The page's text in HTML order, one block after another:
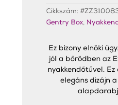
Cikkszám:
Gentry Box,
Ez bizony elnöki
jól a bőrödben az
nyakkendőtűvel.
elegáns dizájn